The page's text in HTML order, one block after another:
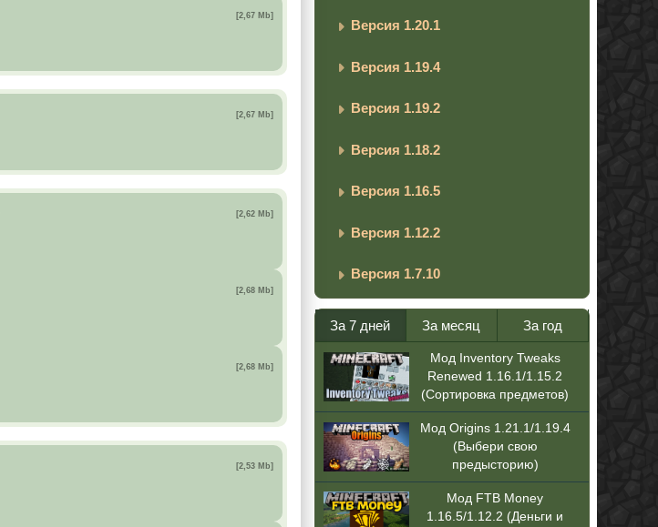
[2,67 Mb]
[2,67 Mb]
[2,62 Mb]
[2,68 Mb]
[2,68 Mb]
[2,53 Mb]
Версия 1.20.1
Версия 1.19.4
Версия 1.19.2
Версия 1.18.2
Версия 1.16.5
Версия 1.12.2
Версия 1.7.10
За 7 дней За месяц За год
Мод Inventory Tweaks
Renewed 1.16.1/1.15.2
(Сортировка предметов)
Мод Origins 1.21.1/1.19.4
(Выбери свою
предысторию)
Мод FTB Money
1.16.5/1.12.2 (Деньги и